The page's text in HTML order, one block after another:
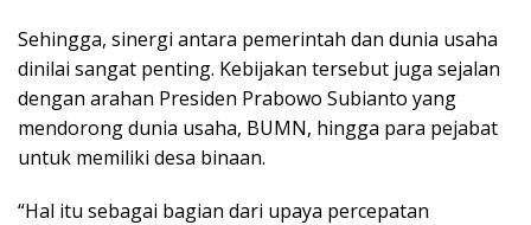
Sehingga, sinergi antara pemerintah dan dunia usaha
dinilai sangat penting. Kebijakan tersebut juga sejalan
dengan arahan Presiden Prabowo Subianto yang
mendorong dunia usaha, BUMN, hingga para pejabat
untuk memiliki desa binaan.
“Hal itu sebagai bagian dari upaya percepatan